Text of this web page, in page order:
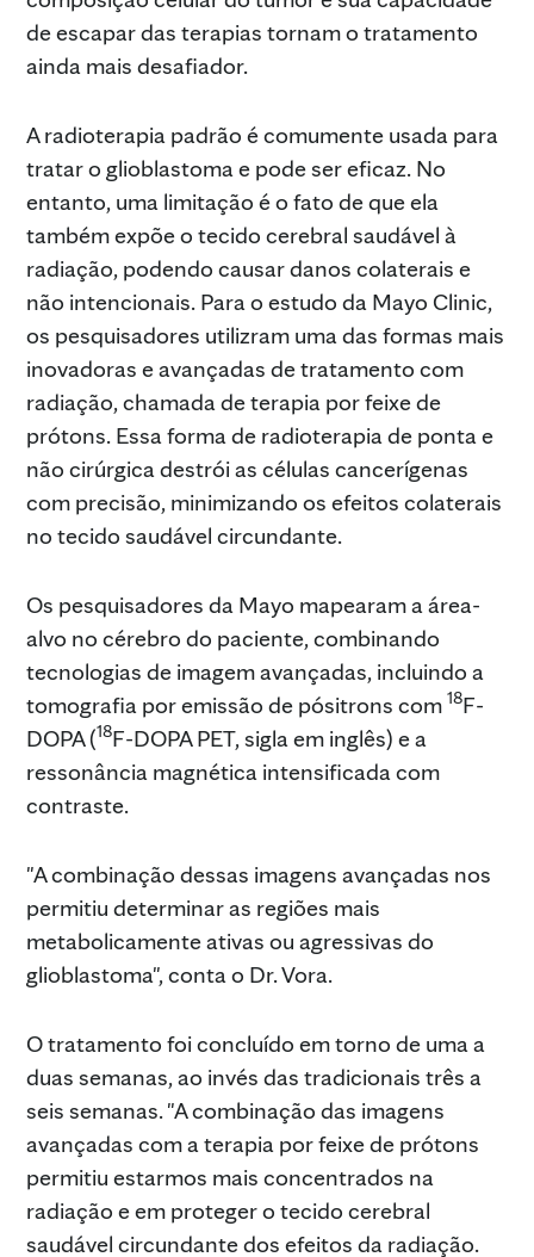
de escapar das terapias tornam o tratamento
ainda mais desafiador.
A radioterapia padrão é comumente usada para
tratar o glioblastoma e pode ser eficaz. No
entanto, uma limitação é o fato de que ela
também expõe o tecido cerebral saudável à
radiação, podendo causar danos colaterais e
não intencionais. Para o estudo da Mayo Clinic,
os pesquisadores utilizram uma das formas mais
inovadoras e avançadas de tratamento com
radiação, chamada de terapia por feixe de
prótons. Essa forma de radioterapia de ponta e
não cirúrgica destrói as células cancerígenas
com precisão, minimizando os efeitos colaterais
no tecido saudável circundante.
Os pesquisadores da Mayo mapearam a área-
alvo no cérebro do paciente, combinando
tecnologias de imagem avançadas, incluindo a
tomografia por emissão de pósitrons com 18F-
DOPA (18F-DOPA PET, sigla em inglês) e a
ressonância magnética intensificada com
contraste.
"A combinação dessas imagens avançadas nos
permitiu determinar as regiões mais
metabolicamente ativas ou agressivas do
glioblastoma", conta o Dr. Vora.
O tratamento foi concluído em torno de uma a
duas semanas, ao invés das tradicionais três a
seis semanas. "A combinação das imagens
avançadas com a terapia por feixe de prótons
permitiu estarmos mais concentrados na
radiação e em proteger o tecido cerebral
saudável circundante dos efeitos da radiação.